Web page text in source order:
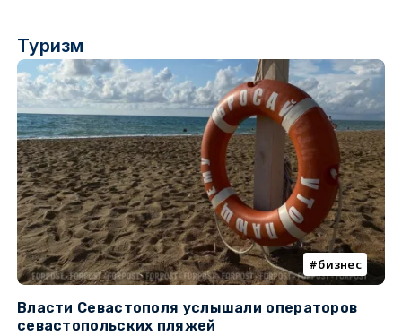
Туризм
бизнес
Власти Севастополя услышали операторов
севастопольских пляжей